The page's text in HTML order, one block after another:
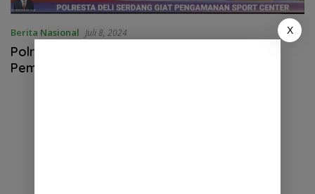
Berita Nasional Juli 8, 2024
Polresta Deli Serdang Siap Amankan
Pemangunan Sport Center di Sumatar Utara
X